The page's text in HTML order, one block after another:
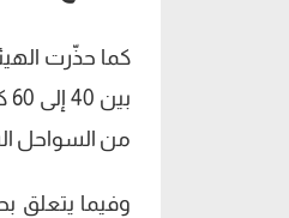
كما حذّرت
من السواحل